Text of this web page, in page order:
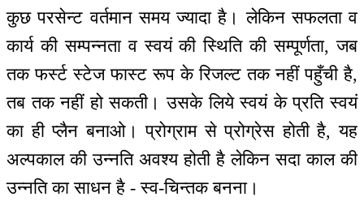
कुछ परसेन्ट वर्तमान समय ज्यादा है। लेकिन सफलता व
कार्य की सम्पन्नता व स्वयं की स्थिति की सम्पूर्णता, जब
तक फर्स्ट स्टेज फास्ट रूप के रिजल्ट तक नहीं पहुँची है,
तब तक नहीं हो सकती। उसके लिये स्वयं के प्रति स्वयं
का ही प्लैन बनाओ। प्रोग्राम से प्रोग्रेस होती है, यह
अल्पकाल की उन्नति अवश्य होती है लेकिन सदा काल की
उन्नति का साधन है - स्व-चिन्तक बनना।